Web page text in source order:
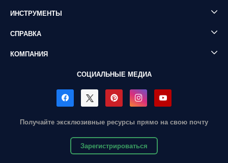
ИНСТРУМЕНТЫ
СПРАВКА
КОМПАНИЯ
СОЦИАЛЬНЫЕ МЕДИА
Получайте эксклюзивные ресурсы прямо на свою почту
Зарегистрироваться